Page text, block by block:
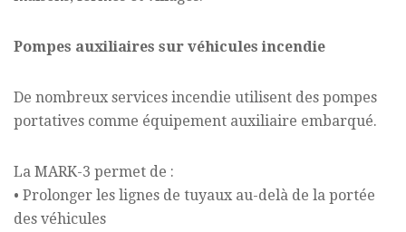
Pompes auxiliaires sur véhicules incendie
De nombreux services incendie utilisent des pompes
portatives comme équipement auxiliaire embarqué.
La MARK-3 permet de :
• Prolonger les lignes de tuyaux au-delà de la portée
des véhicules